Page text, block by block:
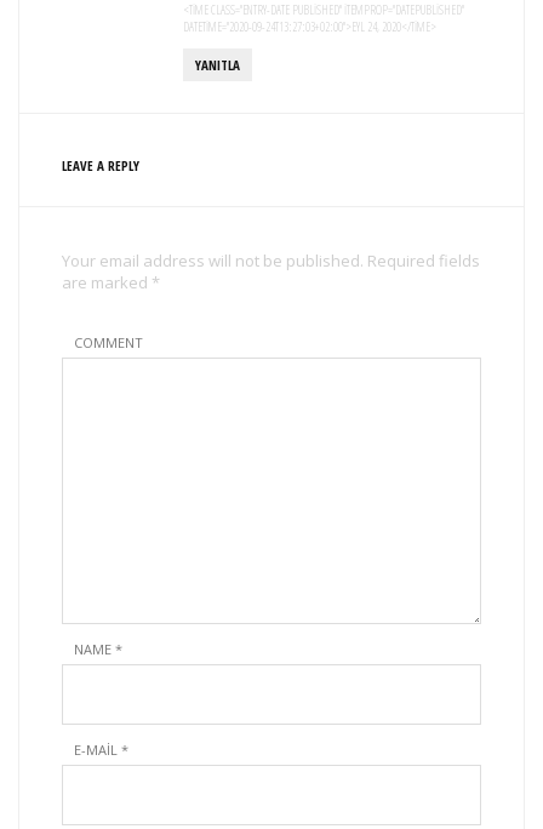
<TIME CLASS="ENTRY-DATE PUBLISHED" ITEMPROP="DATEPUBLISHED"
DATETIME="2020-09-24T13:27:03+02:00">EYL 24, 2020</TIME>
YANITLA
LEAVE A REPLY
Your email address will not be published. Required fields
are marked *
COMMENT
NAME *
E-MAIL *